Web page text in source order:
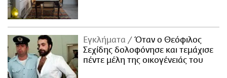
Εγκλήματα
Όταν ο Θεόφιλος
Σεχίδης δολοφόνησε και τεμάχισε
πέντε μέλη της οικογένειάς του